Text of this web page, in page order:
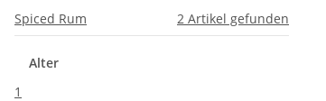
Spiced Rum
2 Artikel gefunden
Alter
1